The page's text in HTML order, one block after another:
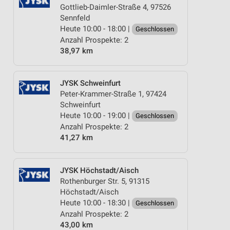
Gottlieb-Daimler-Straße 4, 97526
Sennfeld
Heute 10:00 - 18:00 |
Geschlossen
Anzahl Prospekte: 2
38,97 km
JYSK Schweinfurt
Peter-Krammer-Straße 1, 97424
Schweinfurt
Heute 10:00 - 19:00 |
Geschlossen
Anzahl Prospekte: 2
41,27 km
JYSK Höchstadt/Aisch
Rothenburger Str. 5, 91315
Höchstadt/Aisch
Heute 10:00 - 18:30 |
Geschlossen
Anzahl Prospekte: 2
43,00 km